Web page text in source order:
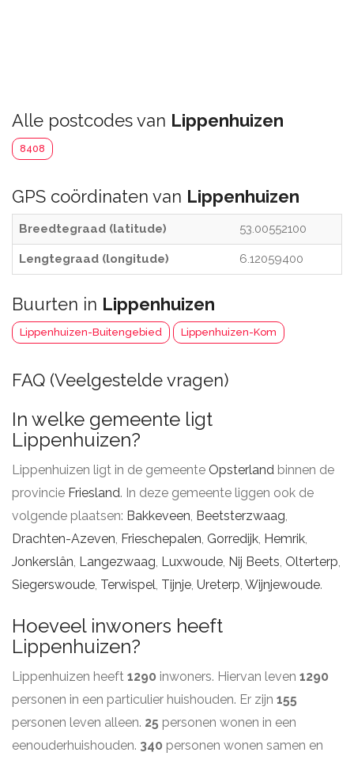
Alle postcodes van Lippenhuizen
8408
GPS coördinaten van Lippenhuizen
Breedtegraad (latitude) 53.00552100
Lengtegraad (longitude) 6.12059400
Buurten in Lippenhuizen
Lippenhuizen-Buitengebied Lippenhuizen-Kom
FAQ (Veelgestelde vragen)
In welke gemeente ligt
Lippenhuizen?
Lippenhuizen ligt in de gemeente Opsterland binnen de
provincie Friesland. In deze gemeente liggen ook de
volgende plaatsen: Bakkeveen, Beetsterzwaag,
Drachten-Azeven, Frieschepalen, Gorredijk, Hemrik,
Jonkerslân, Langezwaag, Luxwoude, Nij Beets, Olterterp,
Siegerswoude, Terwispel, Tijnje, Ureterp, Wijnjewoude.
Hoeveel inwoners heeft
Lippenhuizen?
Lippenhuizen heeft 1290 inwoners. Hiervan leven 1290
personen in een particulier huishouden. Er zijn 155
personen leven alleen. 25 personen wonen in een
eenouderhuishouden. 340 personen wonen samen en